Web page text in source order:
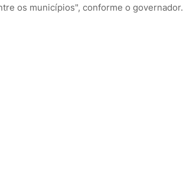
os municípios", conforme o governador.